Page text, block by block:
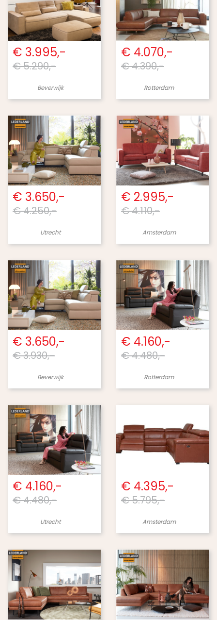
€ 3.995,-
€ 5.290,-
Beverwijk
€ 4.070,-
€ 4.390,-
Rotterdam
€ 3.650,-
€ 4.250,-
Utrecht
€ 2.995,-
€ 4.110,-
Amsterdam
€ 3.650,-
€ 3.930,-
Beverwijk
€ 4.160,-
€ 4.480,-
Rotterdam
€ 4.160,-
€ 4.480,-
Utrecht
€ 4.395,-
€ 5.795,-
Amsterdam